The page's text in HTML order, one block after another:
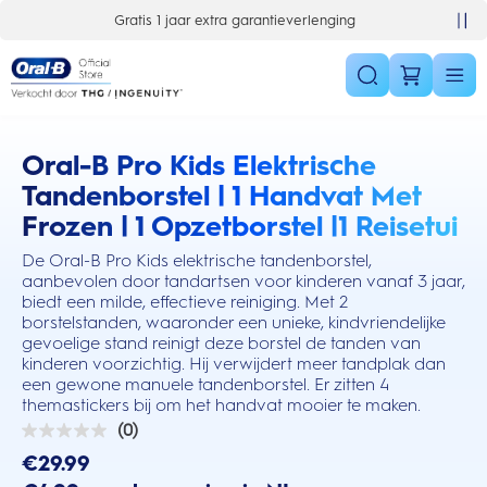
Gratis 1 jaar extra garantieverlenging
Oral-B Pro Kids Elektrische
Tandenborstel | 1 Handvat Met
Frozen | 1 Opzetborstel |1 Reisetui
De Oral-B Pro Kids elektrische tandenborstel,
aanbevolen door tandartsen voor kinderen vanaf 3 jaar,
biedt een milde, effectieve reiniging. Met 2
borstelstanden, waaronder een unieke, kindvriendelijke
gevoelige stand reinigt deze borstel de tanden van
kinderen voorzichtig. Hij verwijdert meer tandplak dan
een gewone manuele tandenborstel. Er zitten 4
themastickers bij om het handvat mooier te maken.
this action will scroll you to the reviews section
(0)
0.0
van
de
€29.99